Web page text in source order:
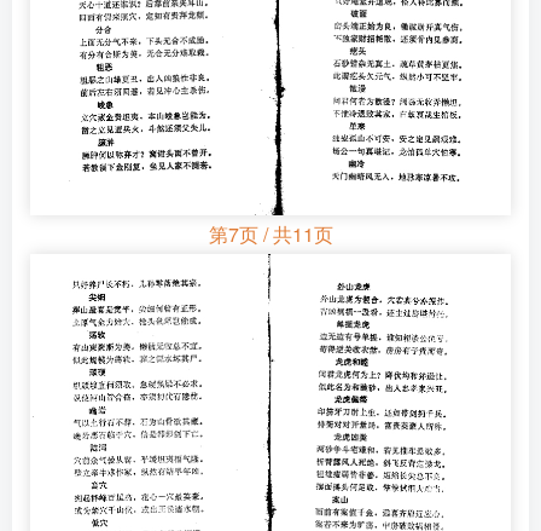
第7页 / 共11页